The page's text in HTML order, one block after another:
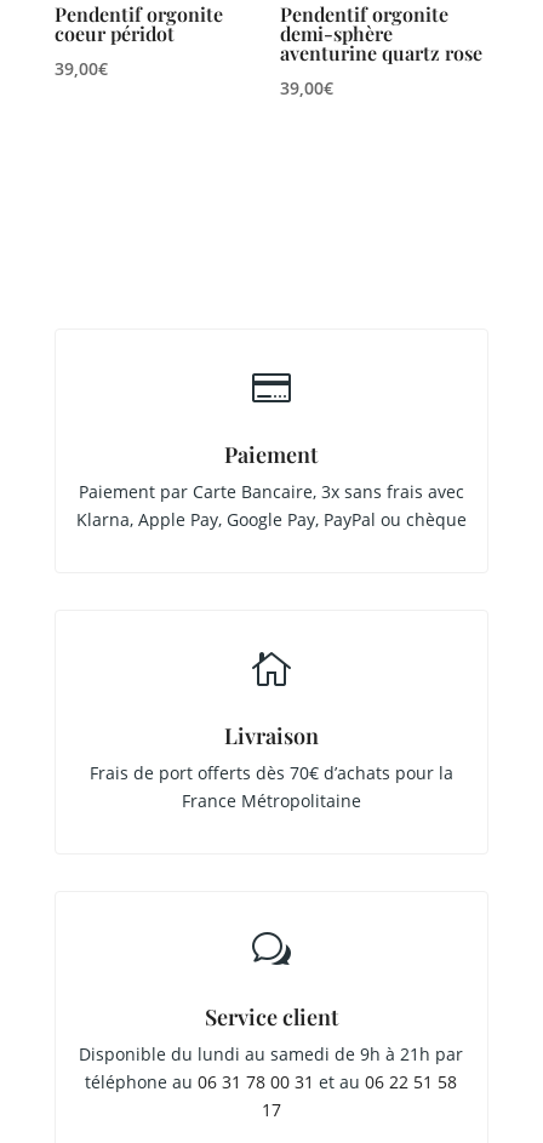
Pendentif orgonite
coeur péridot
39,00€
Pendentif orgonite
demi-sphère
aventurine quartz rose
39,00€

Paiement
Paiement par Carte Bancaire, 3x sans frais avec
Klarna, Apple Pay, Google Pay, PayPal ou chèque

Livraison
Frais de port offerts dès 70€ d’achats pour la
France Métropolitaine
w
Service client
Disponible du lundi au samedi de 9h à 21h par
téléphone au06 31 78 00 31 et au06 22 51 58
17